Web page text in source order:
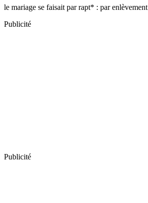
le mariage se faisait par rapt* : par enlèvement
Publicité
Publicité